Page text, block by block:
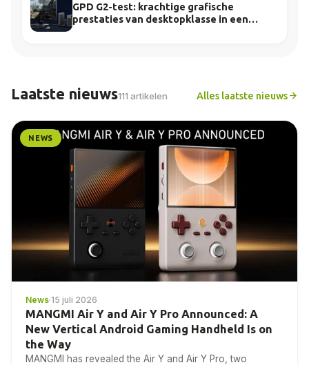
GPD G2-test: krachtige grafische
prestaties van desktopklasse in een
compact dock
Laatste nieuws111 artikelen Alles laatste nieuws
NEWS
News·15 juli 2026
MANGMI Air Y and Air Y Pro Announced: A
New Vertical Android Gaming Handheld Is on
the Way
MANGMI has revealed the Air Y and Air Y Pro, two